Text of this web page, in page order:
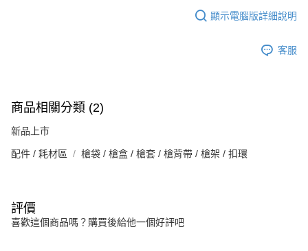
顯示電腦版詳細說明
客服
商品相關分類 (2)
新品上市
配件 / 耗材區 槍袋 / 槍盒 / 槍套 / 槍背帶 / 槍架 / 扣環
評價
喜歡這個商品嗎？購買後給他一個好評吧